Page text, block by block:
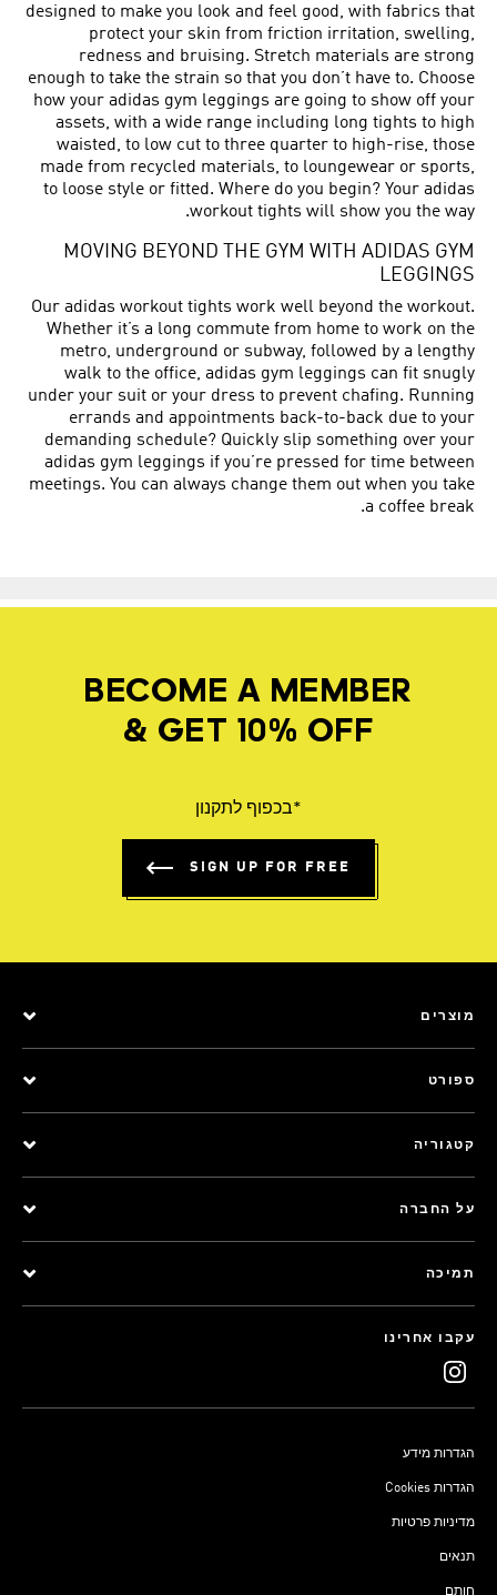
designed to make you look and feel good, with fabrics that
protect your skin from friction irritation, swelling,
redness and bruising. Stretch materials are strong
enough to take the strain so that you don’t have to. Choose
how your adidas gym leggings are going to show off your
assets, with a wide range including long tights to high
waisted, to low cut to three quarter to high-rise, those
made from recycled materials, to loungewear or sports,
to loose style or fitted. Where do you begin? Your adidas
workout tights will show you the way.
MOVING BEYOND THE GYM WITH ADIDAS GYM
LEGGINGS
Our adidas workout tights work well beyond the workout.
Whether it’s a long commute from home to work on the
metro, underground or subway, followed by a lengthy
walk to the office, adidas gym leggings can fit snugly
under your suit or your dress to prevent chafing. Running
errands and appointments back-to-back due to your
demanding schedule? Quickly slip something over your
adidas gym leggings if you’re pressed for time between
meetings. You can always change them out when you take
a coffee break.
BECOME A MEMBER
& GET 10% OFF
*בכפוף לתקנון
SIGN UP FOR FREE
מוצרים
ספורט
קטגוריה
על החברה
תמיכה
עקבו אחרינו
הגדרות מידע
Cookies הגדרות
מדיניות פרטיות
תנאים
חותם